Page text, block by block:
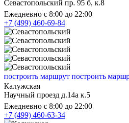
Севастопольский пр. 95 б, к.8
Ежедневно с 8:00 до 22:00
+7 (499) 460-69-84
построить маршрут построить
Калужская
Научный проезд д.14а к.5
Ежедневно с 8:00 до 22:00
+7 (499) 460-63-34